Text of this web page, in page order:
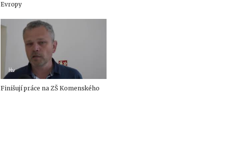
Evropy
Finišují práce na ZŠ Komenského